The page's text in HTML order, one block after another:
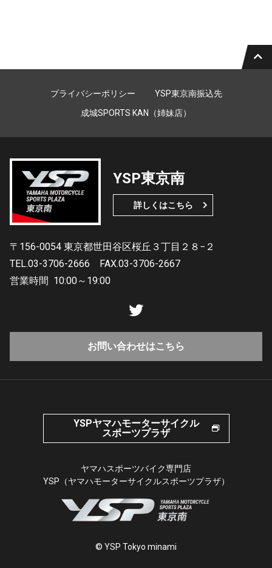
プライバシーポリシー
YSP東京南振込先
成城SPORTS KAN（姉妹店）
YSP東京南
詳しくはこちら
〒156-0054 東京都世田谷区桜丘３丁目２８−２
TEL.03-3706-2666
FAX.03-3706-2667
営業時間 10:00～19:00
お問い合わせはこちら
YSPヤマハモーターサイクル
スポーツプラザ
ヤマハスポーツバイク専門店
YSP（ヤマハモーターサイクルスポーツプラザ）
© YSP Tokyo minami